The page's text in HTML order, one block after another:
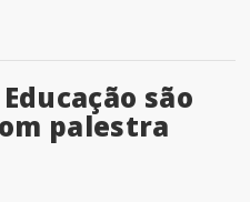
são
palestra